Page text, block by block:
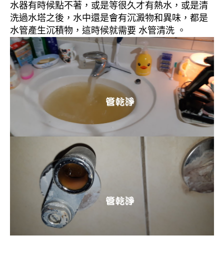
水器有時候點不著，或是等很久才有熱水，或是清
洗過水塔之後，水中還是會有沉澱物和異味，都是
水管產生沉積物，這時候就需要 水管清洗 。